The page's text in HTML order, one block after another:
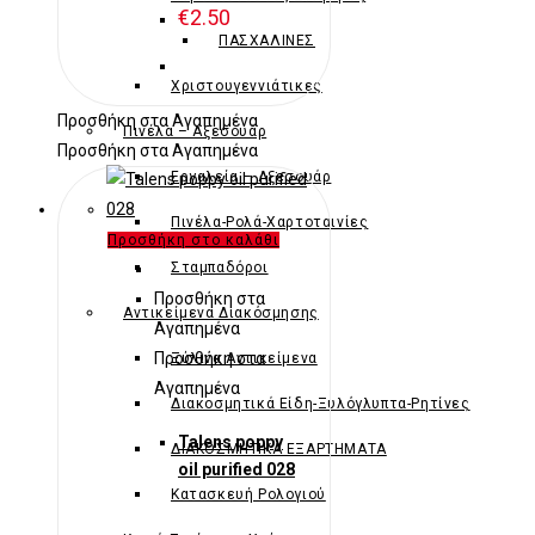
ΠΑΣΧΑΛΙΝΕΣ
Χριστουγεννιάτικες
Πινέλα – Αξεσουάρ
Εργαλεία – Αξεσουάρ
Πινέλα-Ρολά-Χαρτοταινίες
Σταμπαδόροι
Αντικείμενα Διακόσμησης
Ξύλινα Αντικείμενα
Διακοσμητικά Είδη-Ξυλόγλυπτα-Ρητίνες
ΔΙΑΚΟΣΜΗΤΙΚΑ ΕΞΑΡΤΗΜΑΤΑ
Κατασκευή Ρολογιού
€2.50
Προσθήκη στα Αγαπημένα
Προσθήκη στα Αγαπημένα
Προσθήκη στο καλάθι
Προσθήκη στα
Αγαπημένα
Προσθήκη στα
Αγαπημένα
Talens poppy
oil purified 028